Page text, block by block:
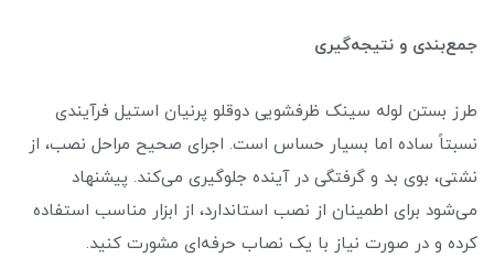
جمع‌بندی و نتیجه‌گیری
طرز بستن لوله سینک ظرفشویی دوقلو پرنیان استیل فرآیندی
نسبتاً ساده اما بسیار حساس است. اجرای صحیح مراحل نصب، از
نشتی، بوی بد و گرفتگی در آینده جلوگیری می‌کند. پیشنهاد
می‌شود برای اطمینان از نصب استاندارد، از ابزار مناسب استفاده
کرده و در صورت نیاز با یک نصاب حرفه‌ای مشورت کنید.